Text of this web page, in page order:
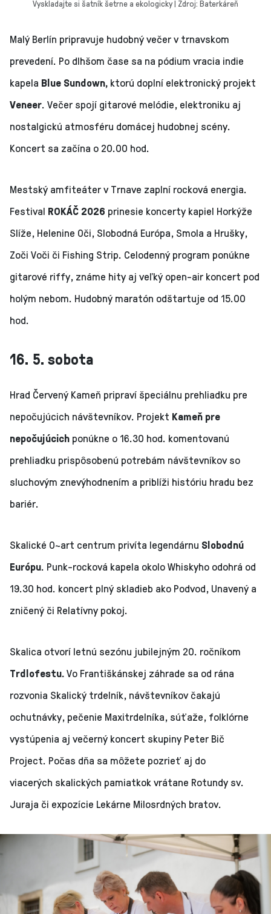
Vyskladajte si šatník šetrne a ekologicky | Zdroj: Baterkáreň
Malý Berlín pripravuje hudobný večer v trnavskom
prevedení. Po dlhšom čase sa na pódium vracia indie
kapela Blue Sundown, ktorú doplní elektronický projekt
Veneer. Večer spojí gitarové melódie, elektroniku aj
nostalgickú atmosféru domácej hudobnej scény.
Koncert sa začína o 20.00 hod.
Mestský amfiteáter v Trnave zaplní rocková energia.
Festival ROKÁČ 2026 prinesie koncerty kapiel Horkýže
Slíže, Helenine Oči, Slobodná Európa, Smola a Hrušky,
Zoči Voči či Fishing Strip. Celodenný program ponúkne
gitarové riffy, známe hity aj veľký open-air koncert pod
holým nebom. Hudobný maratón odštartuje od 15.00
hod.
16. 5. sobota
Hrad Červený Kameň pripraví špeciálnu prehliadku pre
nepočujúcich návštevníkov. Projekt Kameň pre
nepočujúcich ponúkne o 16.30 hod. komentovanú
prehliadku prispôsobenú potrebám návštevníkov so
sluchovým znevýhodnením a priblíži históriu hradu bez
bariér.
Skalické O~art centrum privíta legendárnu Slobodnú
Európu. Punk-rocková kapela okolo Whiskyho odohrá od
19.30 hod. koncert plný skladieb ako Podvod, Unavený a
zničený či Relatívny pokoj.
Skalica otvorí letnú sezónu jubilejným 20. ročníkom
Trdlofestu.Vo Františkánskej záhrade sa od rána
rozvonia Skalický trdelník, návštevníkov čakajú
ochutnávky, pečenie Maxitrdelníka, súťaže, folklórne
vystúpenia aj večerný koncert skupiny Peter Bič
Project. Počas dňa sa môžete pozrieť aj do
viacerých skalických pamiatkok vrátane Rotundy sv.
Juraja či expozície Lekárne Milosrdných bratov.